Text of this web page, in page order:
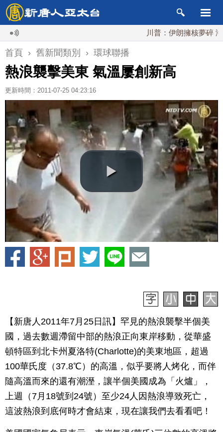
川普：伊朗擁核夢碎 海峽
首頁 › 舊新聞類別 › 環球聯播
熱浪襲擊美東 氣溫屢創新高
更新時間：2011-07-25 04:23:16
【新唐人2011年7月25日訊】罕見的熱浪襲擊半個美
國，過去數週滯留中部的熱浪正向東岸移動，從華盛
頓特區到北卡州夏洛特(Charlotte)的美東地區，超過
100華氏度（37.8℃）的高溫，似乎要將人烤化，而伴
隨高溫而來的還有潮溼，讓半個美國成為「火爐」，
上週（7月18號到24號）至少24人因熱浪導致死亡，
這波熱浪到底何時才會結束，現在讓我們去看看吧！